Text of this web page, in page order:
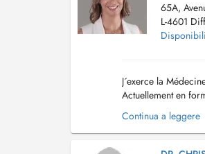
65A,
L-4601
J´exerce la
Actuellement en
pratique comprend
Continua a leggere